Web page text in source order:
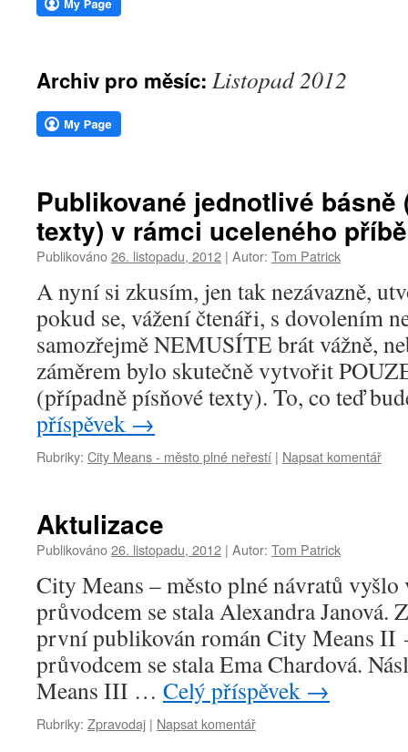
webu
Archiv pro měsíc: Listopad 2012
Publikované jednotlivé básně
texty) v rámci uceleného
Publikováno26. listopadu, 2012 | Autor: Tom Patrick
A nyní si zkusím, jen tak nezávazně,
pokud se, vážení čtenáři, s dovolením
samozřejmě NEMUSÍTE brát vážně,
záměrem bylo skutečně vytvořit
(případně písňové texty). To, co teď
příspěvek →
Rubriky: City Means - město plné neřestí | Napsat komentář
Aktulizace
Publikováno26. listopadu, 2012 | Autor: Tom Patrick
City Means – město plné návratů vyšlo
průvodcem se stala Alexandra Janová.
první publikován román City Means II
průvodcem se stala Ema Chardová.
Means III … Celý příspěvek →
Rubriky: Zpravodaj | Napsat komentář